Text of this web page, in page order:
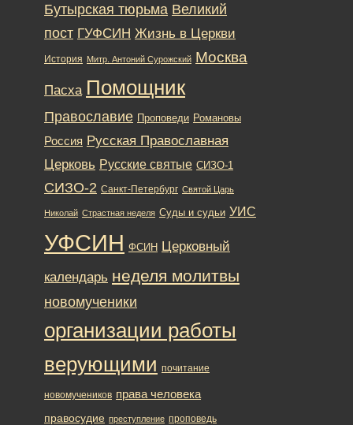
Бутырская тюрьма Великий
пост ГУФСИН Жизнь в Церкви
История Митр. Антоний Сурожский Москва
Пасха Помощник
Православие Проповеди Романовы
Россия Русская Православная
Церковь Русские святые СИЗО-1
СИЗО-2 Санкт-Петербург Святой Царь
Николай Страстная неделя Суды и судьи УИС
УФСИН ФСИН Церковный
календарь неделя молитвы
новомученики
организации работы
верующими почитание
новомучеников права человека
правосудие преступление проповедь